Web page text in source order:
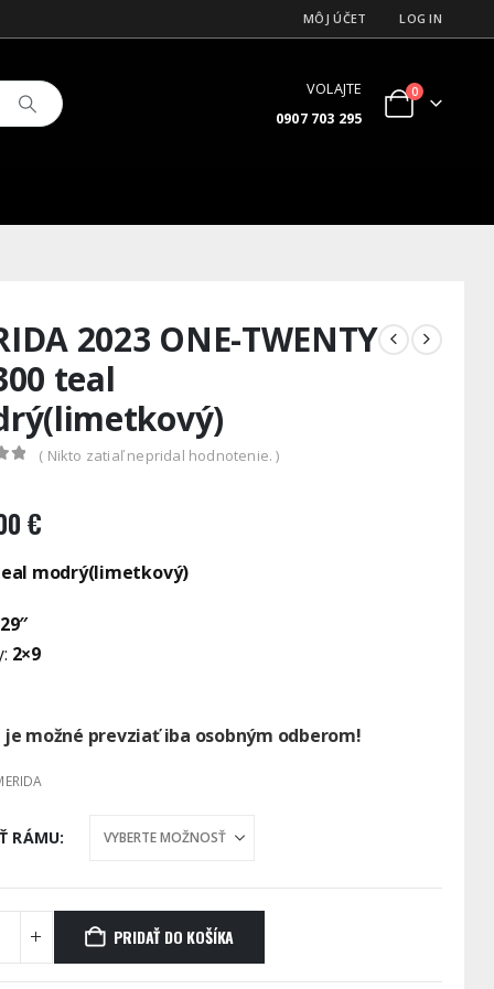
MÔJ ÚČET LOG IN
VOLAJTE
0907 703 295
0
2023 ONE-TWENTY
teal
( Nikto zatiaľ nepridal hodnotenie. )
€
modrý(limetkový)
29″
2×9
je možné prevziať iba osobným odberom!
RÁMU
PRIDAŤ DO KOŠÍKA